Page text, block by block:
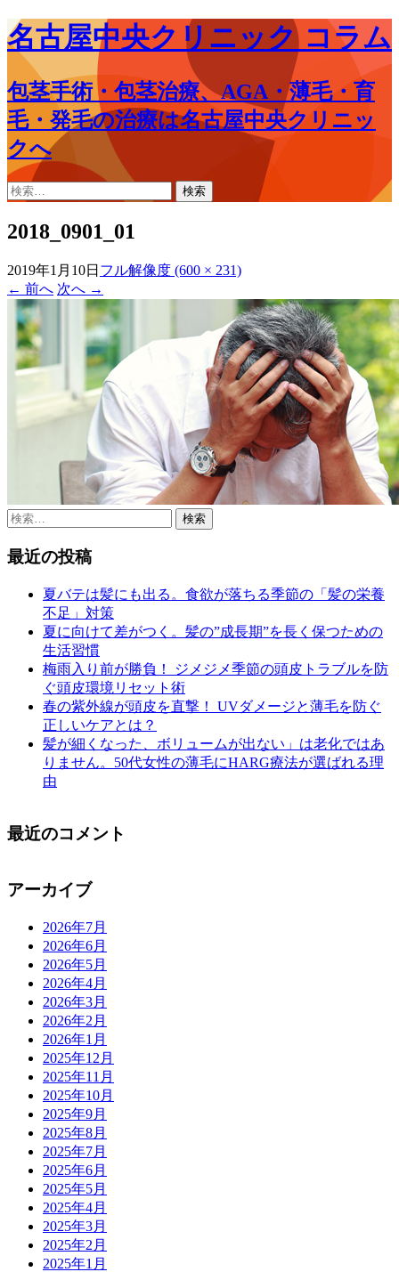
名古屋中央クリニック コラム
包茎手術・包茎治療、AGA・薄毛・育
毛・発毛の治療は名古屋中央クリニッ
クへ
コ
ン
テ
ツ
ス
キ
ッ
プ
検
索:
2018_0901_01
2019年1月10日 フル解像度 (600 × 231)
← 前へ 次へ →
検
最近の投稿
夏バテは髪にも出る。食欲が落ちる季節の「髪の栄養
不足」対策
夏に向けて差がつく。髪の”成長期”を長く保つための
生活習慣
梅雨入り前が勝負！ ジメジメ季節の頭皮トラブルを防
ぐ頭皮環境リセット術
春の紫外線が頭皮を直撃！ UVダメージと薄毛を防ぐ
正しいケアとは？
髪が細くなった、ボリュームが出ない」は老化ではあ
りません。50代女性の薄毛にHARG療法が選ばれる理
由
最近のコメント
アーカイブ
2026年7月
2026年6月
2026年5月
2026年4月
2026年3月
2026年2月
2026年1月
2025年12月
2025年11月
2025年10月
2025年9月
2025年8月
2025年7月
2025年6月
2025年5月
2025年4月
2025年3月
2025年2月
2025年1月